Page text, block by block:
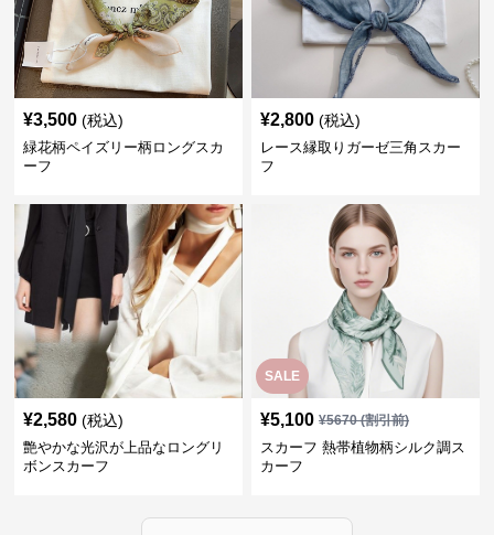
¥3,500 (税込)
緑花柄ペイズリー柄ロングスカ
ーフ
¥2,800 (税込)
レース縁取りガーゼ三角スカー
フ
¥2,580 (税込)
艶やかな光沢が上品なロングリ
ボンスカーフ
SALE
¥5,100 ¥5670(割引前)
スカーフ 熱帯植物柄シルク調ス
カーフ